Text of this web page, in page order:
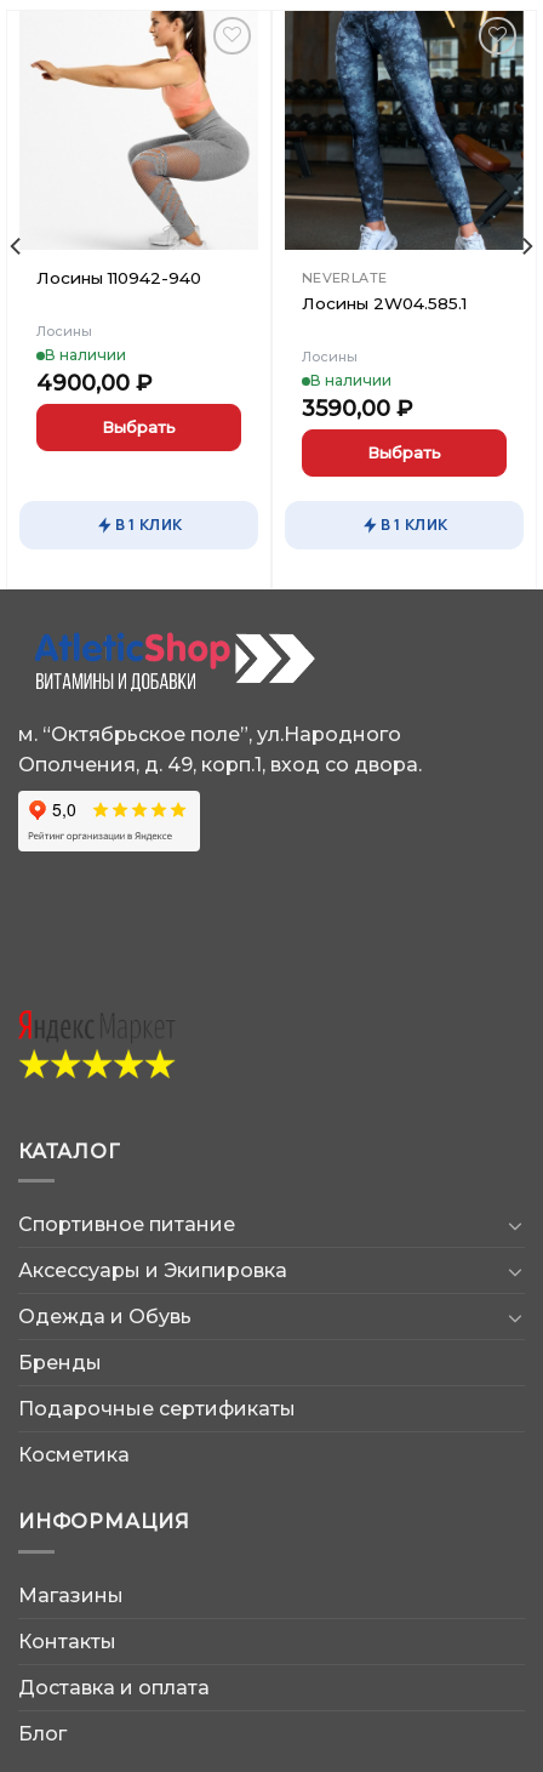
Добавить
в
Вишлист
Лосины 110942-940
Лосины
В наличии
4900,00 ₽
Выбрать
несколько
Опции
выбрать
на
странице
В 1 КЛИК
Добавить
в
Вишлист
NEVERLATE
Лосины 2W04.585.1
Лосины
В наличии
3590,00 ₽
Выбрать
вариаций.
можно
выбрать
товара.
В 1 КЛИК
м. “Октябрьское поле”, ул.Народного
Ополчения, д. 49, корп.1, вход со двора.
КАТАЛОГ
Спортивное питание
Аксессуары и Экипировка
Одежда и Обувь
Бренды
Подарочные сертификаты
Косметика
ИНФОРМАЦИЯ
Магазины
Контакты
Доставка и оплата
Блог